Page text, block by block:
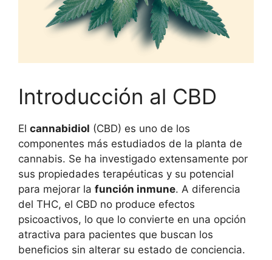
Introducción al CBD
El cannabidiol (CBD) es uno de los
componentes más estudiados de la planta de
cannabis. Se ha investigado extensamente por
sus propiedades terapéuticas y su potencial
para mejorar la función inmune. A diferencia
del THC, el CBD no produce efectos
psicoactivos, lo que lo convierte en una opción
atractiva para pacientes que buscan los
beneficios sin alterar su estado de conciencia.